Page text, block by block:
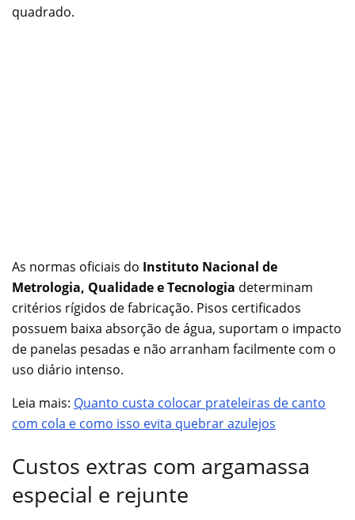
quadrado.
As normas oficiais do Instituto Nacional de
Metrologia, Qualidade e Tecnologia determinam
critérios rígidos de fabricação. Pisos certificados
possuem baixa absorção de água, suportam o impacto
de panelas pesadas e não arranham facilmente com o
uso diário intenso.
Leia mais: Quanto custa colocar prateleiras de canto
com cola e como isso evita quebrar azulejos
Custos extras com argamassa
especial e rejunte